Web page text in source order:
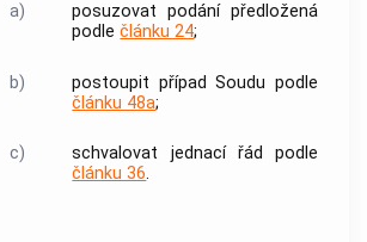
a)
posuzovat podání předložená
podlečlánku 24;
b)
postoupit případ Soudu podle
článku 48a;
c)
schvalovat jednací řád podle
článku 36.